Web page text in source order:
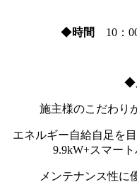
◆時間 10：
◆
施主様のこだわり
エネルギー自給自足を
9.9kW+スマー
メンテナンス性に